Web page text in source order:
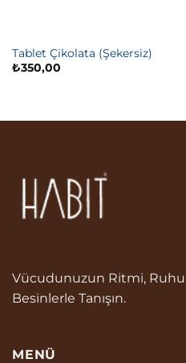
Tablet Çikolata (Şekersiz)
₺350,00
Vücudunuzun Ritmi,
Besinlerle Tanışın.
MENÜ